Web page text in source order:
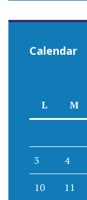
Calendar
L
M
3 4
10 11